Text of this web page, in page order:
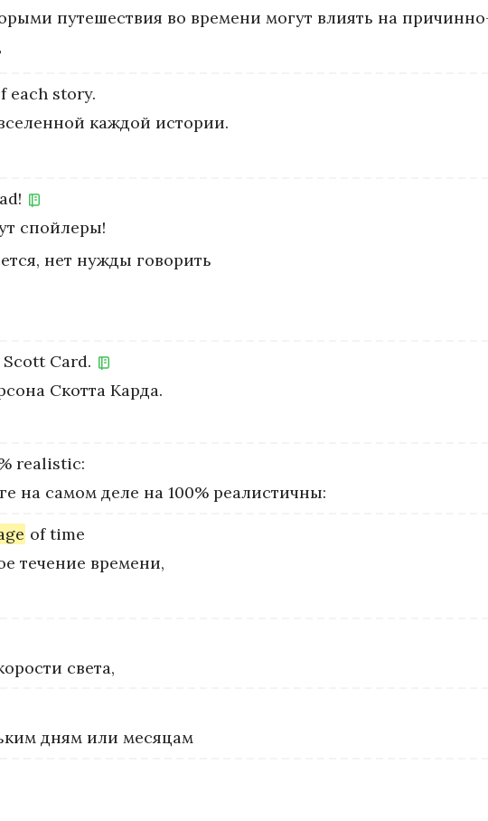
путешествия во времени могут влиять на
each story.
каждой истории.
спойлеры!
нет нужды говорить
Scott Card.
Скотта Карда.
realistic:
на самом деле на 100% реалистичны:
of time
течение времени,
света,
дням или месяцам